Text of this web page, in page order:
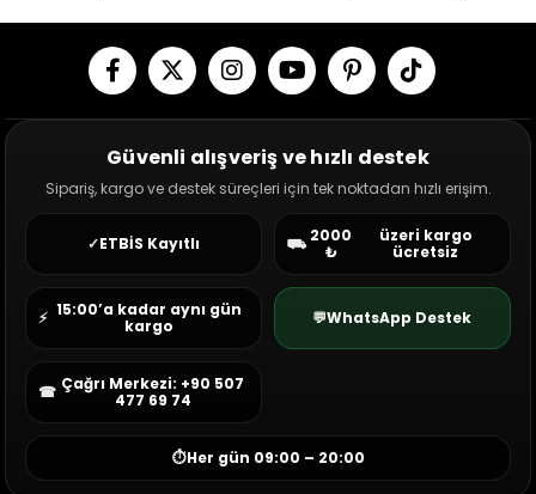
Güvenli alışveriş ve hızlı destek
Sipariş, kargo ve destek süreçleri için tek noktadan hızlı erişim.
✓ETBİS Kayıtlı ⛟2000
₺
üzeri kargo
ücretsiz
⚡ 15:00’a kadar aynı gün
kargo
💬WhatsApp Destek
☎ Çağrı Merkezi: +90 507
477 69 74
⏱Her gün 09:00 – 20:00